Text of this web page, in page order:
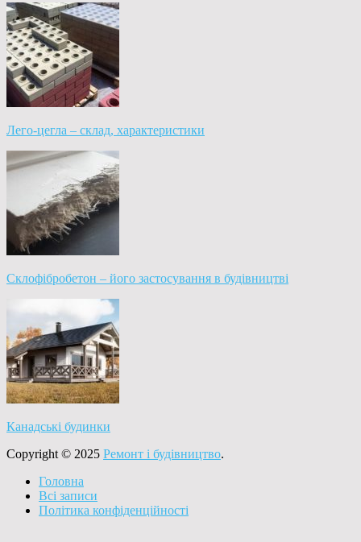
Лего-цегла – склад, характеристики
Склофібробетон – його застосування в будівництві
Канадські будинки
Copyright © 2025 Ремонт і будівництво.
Головна
Всі записи
Політика конфіденційності